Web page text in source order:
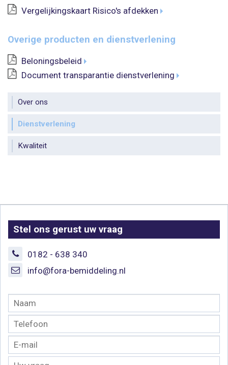
Vergelijkingskaart Risico's afdekken
Overige producten en dienstverlening
Beloningsbeleid
Document transparantie dienstverlening
Over ons
Dienstverlening
Kwaliteit
Stel ons gerust uw vraag
0182 - 638 340
info@fora-bemiddeling.nl